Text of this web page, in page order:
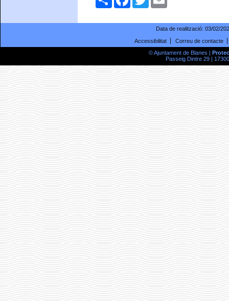
Data de realització: 03/02/
Accessibilitat
Correu de contacte
© Ajuntament de Blanes |
Passeig Dintre 29 |